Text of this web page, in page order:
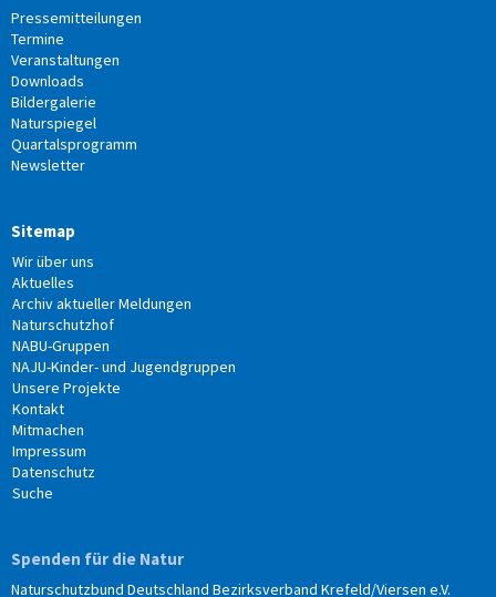
Pressemitteilungen
Termine
Veranstaltungen
Downloads
Bildergalerie
Naturspiegel
Quartalsprogramm
Newsletter
Sitemap
Wir über uns
Aktuelles
Archiv aktueller Meldungen
Naturschutzhof
NABU-Gruppen
NAJU-Kinder- und Jugendgruppen
Unsere Projekte
Kontakt
Mitmachen
Impressum
Datenschutz
Suche
Spenden für die Natur
Naturschutzbund Deutschland Bezirksverband Krefeld/Viersen e.V.